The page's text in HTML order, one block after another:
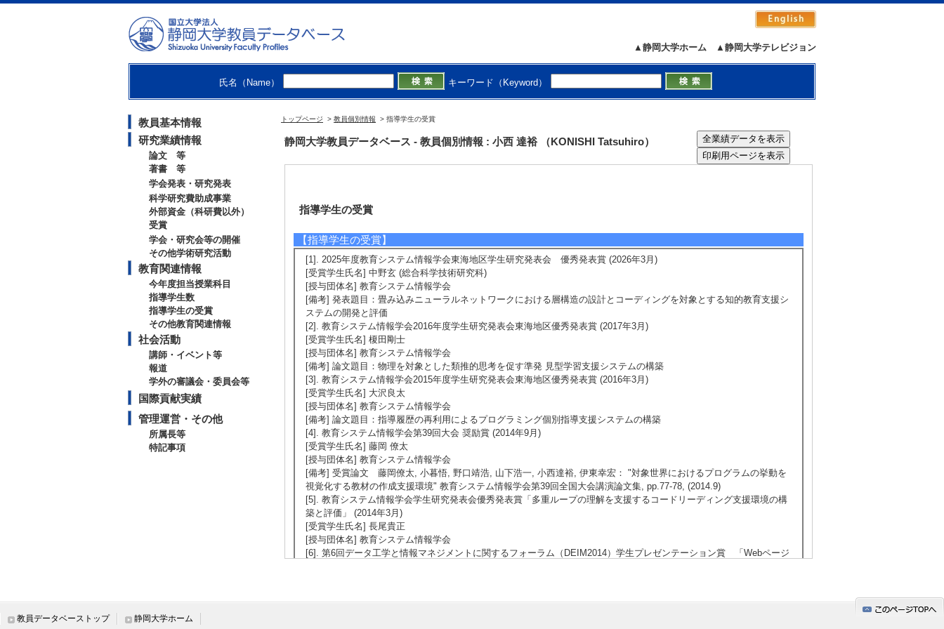
▲静岡大学テレビジョン
▲静岡大学ホーム
氏名（Name） キーワード（Keyword）
教員基本情報
研究業績情報
論文 等
著書 等
学会発表・研究発表
科学研究費助成事業
外部資金（科研費以外）
受賞
学会・研究会等の開催
その他学術研究活動
教育関連情報
今年度担当授業科目
指導学生数
指導学生の受賞
その他教育関連情報
社会活動
講師・イベント等
報道
学外の審議会・委員会等
国際貢献実績
管理運営・その他
所属長等
特記事項
トップページ > 教員個別情報 > 指導学生の受賞
静岡大学教員データベース - 教員個別情報 : 小西 達裕 （KONISHI Tatsuhiro）
指導学生の受賞
【指導学生の受賞】
[1]. 2025年度教育システム情報学会東海地区学生研究発表会 優秀発表賞 (2026年3月)
[受賞学生氏名] 中野玄 (総合科学技術研究科)
[授与団体名] 教育システム情報学会
[備考] 発表題目：畳み込みニューラルネットワークにおける層構造の設計とコーディングを対象とする知的教育支援シ
ステムの開発と評価
[2]. 教育システム情報学会2016年度学生研究発表会東海地区優秀発表賞 (2017年3月)
[受賞学生氏名] 榎田剛士
[授与団体名] 教育システム情報学会
[備考] 論文題目：物理を対象とした類推的思考を促す準発 見型学習支援システムの構築
[3]. 教育システム情報学会2015年度学生研究発表会東海地区優秀発表賞 (2016年3月)
[受賞学生氏名] 大沢良太
[授与団体名] 教育システム情報学会
[備考] 論文題目：指導履歴の再利用によるプログラミング個別指導支援システムの構築
[4]. 教育システム情報学会第39回大会 奨励賞 (2014年9月)
[受賞学生氏名] 藤岡 僚太
[授与団体名] 教育システム情報学会
[備考] 受賞論文 藤岡僚太, 小暮悟, 野口靖浩, 山下浩一, 小西達裕, 伊東幸宏： "対象世界におけるプログラムの挙動を
視覚化する教材の作成支援環境" 教育システム情報学会第39回全国大会講演論文集, pp.77-78, (2014.9)
[5]. 教育システム情報学会学生研究発表会優秀発表賞「多重ループの理解を支援するコードリーディング支援環境の構
築と評価」 (2014年3月)
[受賞学生氏名] 長尾貴正
[授与団体名] 教育システム情報学会
[6]. 第6回データ工学と情報マネジメントに関するフォーラム（DEIM2014）学生プレゼンテーション賞 「Webページ
教員データベーストップ 静岡大学ホーム